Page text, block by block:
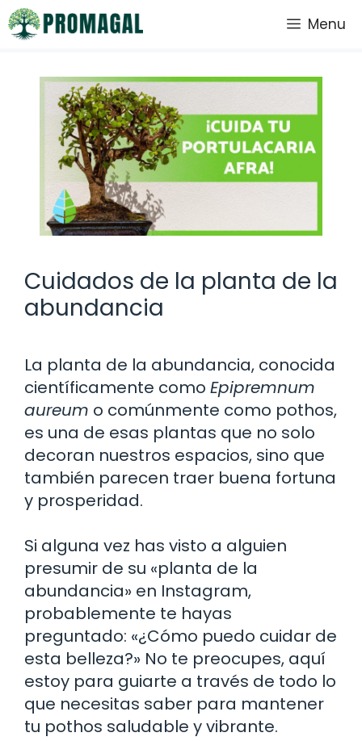
Saltar
al
Menu
Cuidados de la planta de la
abundancia
La planta de la abundancia, conocida
científicamente como Epipremnum
aureum o comúnmente como pothos,
es una de esas plantas que no solo
decoran nuestros espacios, sino que
también parecen traer buena fortuna
y prosperidad.
Si alguna vez has visto a alguien
presumir de su «planta de la
abundancia» en Instagram,
probablemente te hayas
preguntado: «¿Cómo puedo cuidar de
esta belleza?» No te preocupes, aquí
estoy para guiarte a través de todo lo
que necesitas saber para mantener
tu pothos saludable y vibrante.